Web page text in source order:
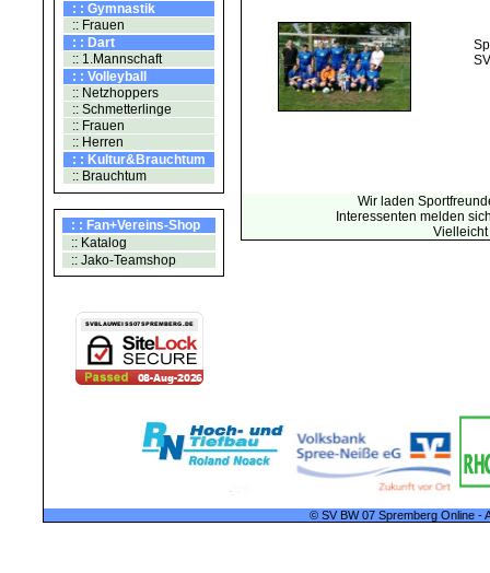
: : Gymnastik
:: Frauen
: : Dart
:: 1.Mannschaft
: : Volleyball
:: Netzhoppers
:: Schmetterlinge
:: Frauen
:: Herren
: : Kultur&Brauchtum
:: Brauchtum
: : Fan+Vereins-Shop
:: Katalog
:: Jako-Teamshop
Wir laden
Interessenten melden
© SV BW 07 Spremberg Online -